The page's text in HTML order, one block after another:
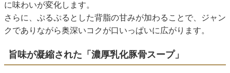
に味わいが変化します。
さらに、ぷるぷるとした背脂の甘みが加わることで、ジャン
クでありながら奥深いコクが口いっぱいに広がります。
旨味が凝縮された「濃厚乳化豚骨スープ」